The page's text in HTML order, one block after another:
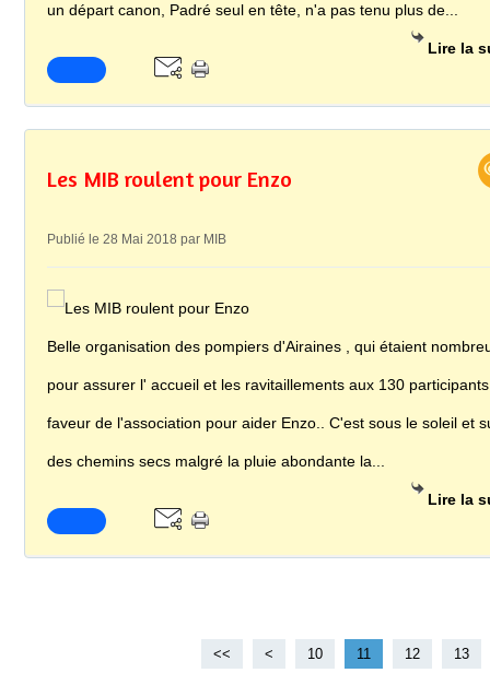
un départ canon, Padré seul en tête, n'a pas tenu plus de...
Lire la
Les MIB roulent pour Enzo
Publié le 28 Mai 2018 par MIB
Belle organisation des pompiers d'Airaines , qui étaient
pour assurer l' accueil et les ravitaillements aux 130
faveur de l'association pour aider Enzo.. C'est sous le soleil et
des chemins secs malgré la pluie abondante la...
Lire la
<< < 10 11 12 13